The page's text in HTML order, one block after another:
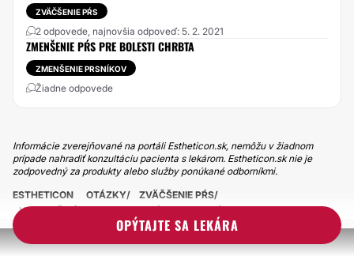
ZVÄČŠENIE PŔS
2 odpovede, najnovšia odpoveď: 5. 2. 2021
ZMENŠENIE PŔS PRE BOLESTI CHRBTA
ZMENŠENIE PRSNÍKOV
Žiadne odpovede
Informácie zverejňované na portáli Estheticon.sk, nemôžu v žiadnom
prípade nahradiť konzultáciu pacienta s lekárom. Estheticon.sk nie je
zodpovedný za produkty alebo služby ponúkané odborníkmi.
OPÝTAJTE SA LEKÁRA
ESTHETICON OTÁZKY
ZVÄČŠENIE PŔS
VEĽKOSŤ PŔS S ANATOMICKÝM IMPLANTÁTOM 360 ML